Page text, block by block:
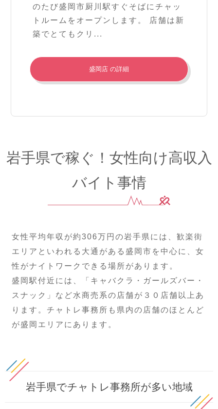
のたび盛岡市厨川駅すぐそばにチャッ
トルームをオープンします。 店舗は新
築でとてもクリ...
盛岡店 の詳細
岩手県で稼ぐ！女性向け高収入
バイト事情
女性平均年収が約306万円の岩手県には、歓楽街
エリアといわれる大通がある盛岡市を中心に、女
性がナイトワークできる場所があります。
盛岡駅付近には、「キャバクラ・ガールズバー・
スナック」など水商売系の店舗が３０店舗以上あ
ります。チャトレ事務所も県内の店舗のほとんど
が盛岡エリアにあります。
岩手県でチャトレ事務所が多い地域